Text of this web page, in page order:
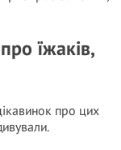
їжаків,
про цих